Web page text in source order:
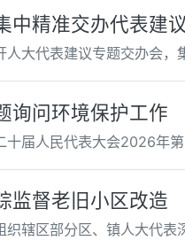
中精准交办代表建
人大代表建议专题交办会
询问环境保护工作
十届人民代表大会2026年
监督老旧小区改造
织辖区部分区、镇人大代